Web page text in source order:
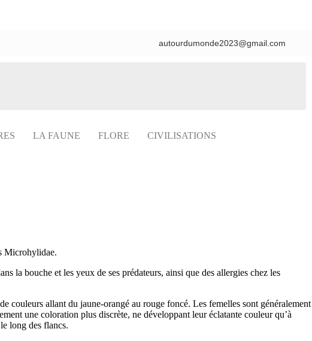
autourdumonde2023@gmail.com
LA FAUNE FLORE CIVILISATIONS
Microhylidae.
la bouche et les yeux de ses prédateurs, ainsi que des allergies chez les
couleurs allant du jaune-orangé au rouge foncé. Les femelles sont généralement
une coloration plus discrète, ne développant leur éclatante couleur qu’à
long des flancs.